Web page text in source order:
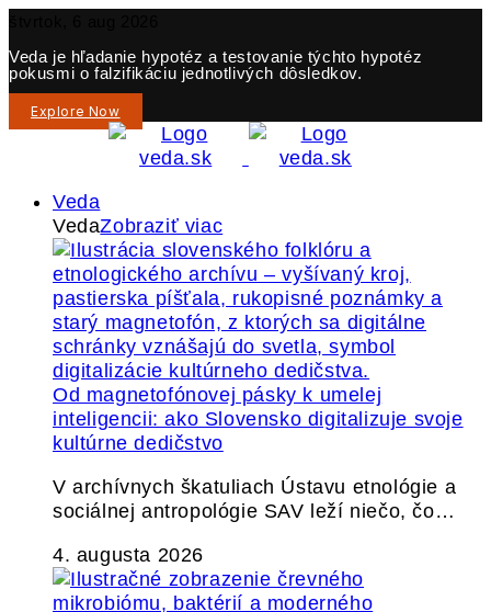
Veda je hľadanie hypotéz a testovanie týchto hypotéz
pokusmi o falzifikáciu jednotlivých dôsledkov.
Explore Now
Veda
VedaZobraziť viac
Od magnetofónovej pásky k umelej
inteligencii: ako Slovensko digitalizuje svoje
kultúrne dedičstvo
V archívnych škatuliach Ústavu etnológie a
sociálnej antropológie SAV leží niečo, čo…
4. augusta 2026